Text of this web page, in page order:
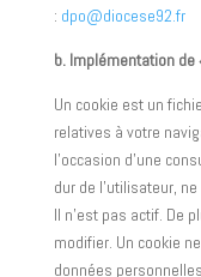
: dpo@diocese92.fr
b. Implémentation de
Un cookie est un
relatives à votre
l’occasion d’une
dur de l’utilisateur,
Il n’est pas actif. De
modifier. Un cookie
données